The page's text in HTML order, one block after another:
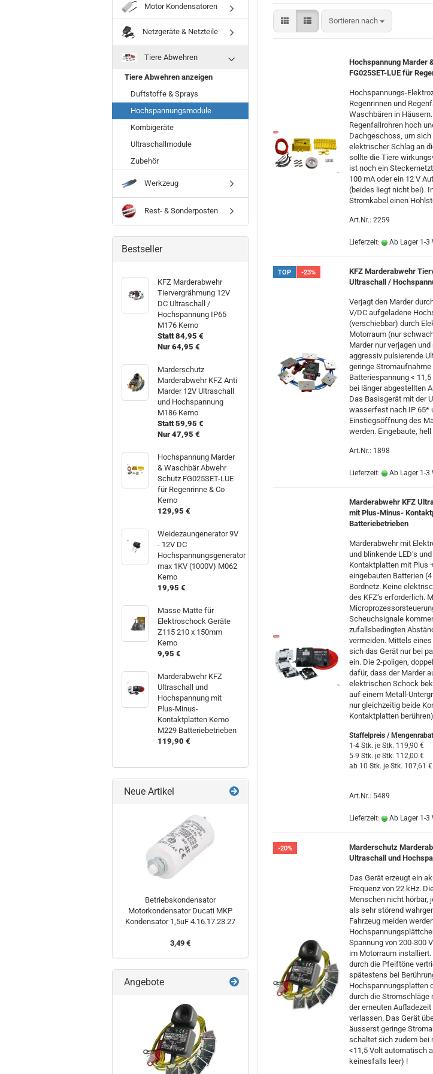
Sortieren nach
Sortieren nach
Hochspannung Marder
FG025SET-LUE für
Hochspannungs-
Regenrinnen und
Waschbären in
Regenfallrohren hoch
Dachgeschoss, um sich
elektrischer Schlag an
sollte die Tiere
ist noch ein
100 mA oder ein 12 V
(beides liegt nicht bei).
Stromkabel einen
Art.Nr.: 2259
Lieferzeit: Ab Lager 1-3
TOP -23%
KFZ Marderabwehr
Ultraschall /
Verjagt den Marder
V/DC aufgeladene
(verschiebbar) durch
Motorraum (nur
Marder nur verjagen
aggressiv pulsierende
geringe
Batteriespannung <
bei länger abgestellten
Das Basisgerät mit der
wasserfest nach IP 65*
Einstiegsöffnung des
werden. Eingebaute, hell
Art.Nr.: 1898
Lieferzeit: Ab Lager 1-3
Marderabwehr KFZ
mit Plus-Minus-
Batteriebetrieben
Marderabwehr mit
und blinkende LED‘s
Kontaktplatten mit Plus
eingebauten Batterien
Bordnetz. Keine
des KFZ‘s erforderlich.
Scheuchsignale
zufallsbedingten
vermeiden. Mittels
sich das Gerät nur bei
ein. Die 2-poligen,
dafür, dass der Marder
elektrischen Schock
auf einem Metall-
nur gleichzeitig beide
Kontaktplatten
Staffelpreis /
1-4 Stk. je Stk. 119,90 €
5-9 Stk. je Stk. 112,00 €
ab 10 Stk. je Stk. 107,61 €
Art.Nr.: 5489
Lieferzeit: Ab Lager 1-3
-20%
Marderschutz
Ultraschall und
Das Gerät erzeugt ein
Frequenz von 22 kHz.
Menschen nicht hörbar,
als sehr störend
Fahrzeug meiden
Spannung von 200-300
im Motorraum
durch die Pfeiftöne
spätestens bei
Hochspannungsplatten
durch die Stromschläge
der erneuten
verlassen. Das Gerät
äusserst geringe
schaltet sich zudem bei
<11,5 Volt automatisch
keinesfalls leer) !
Motor Kondensatoren
Netzgeräte & Netzteile
Tiere Abwehren
Tiere Abwehren anzeigen
Duftstoffe & Sprays
Hochspannungsmodule
Kombigeräte
Ultraschallmodule
Zubehör
Werkzeug
Rest- & Sonderposten
Bestseller
KFZ Marderabwehr
Tiervergrähmung 12V
DC Ultraschall /
Hochspannung IP65
M176 Kemo
Statt 84,95 €
Nur 64,95 €
Marderschutz
Marderabwehr KFZ Anti
Marder 12V Ultraschall
und Hochspannung
M186 Kemo
Statt 59,95 €
Nur 47,95 €
Hochspannung Marder
& Waschbär Abwehr
Schutz FG025SET-LUE
für Regenrinne & Co
Kemo
129,95 €
Weidezaungenerator 9V
- 12V DC
Hochspannungsgenerator
max 1KV (1000V) M062
Kemo
19,95 €
Masse Matte für
Elektroschock Geräte
Z115 210 x 150mm
Kemo
9,95 €
Marderabwehr KFZ
Ultraschall und
Hochspannung mit
Plus-Minus-
Kontaktplatten Kemo
M229 Batteriebetrieben
119,90 €
Neue Artikel
Betriebskondensator
Motorkondensator Ducati MKP
Kondensator 1,5uF 4.16.17.23.27
3,49 €
Angebote